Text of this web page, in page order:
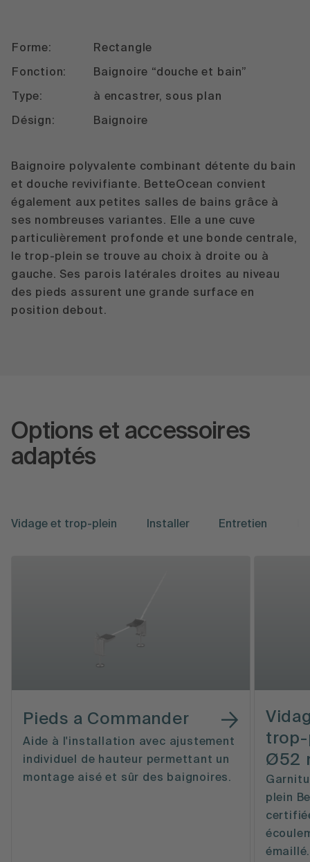
Forme: Rectangle
Fonction: Baignoire “douche et bain”
Type: à encastrer, sous plan
Désign: Baignoire
Baignoire polyvalente combinant détente du bain
et douche revivifiante. BetteOcean convient
également aux petites salles de bains grâce à
ses nombreuses variantes. Elle a une cuve
particulièrement profonde et une bonde centrale,
le trop-plein se trouve au choix à droite ou à
gauche. Ses parois latérales droites au niveau
des pieds assurent une grande surface en
position debout.
Options et accessoires
adaptés
Vidage et trop-plein Installer Entretien
Pieds a Commander
Aide à l'installation avec ajustement
individuel de hauteur permettant un
montage aisé et sûr des baignoires.
trop-
Ø52
plein
émaillé.